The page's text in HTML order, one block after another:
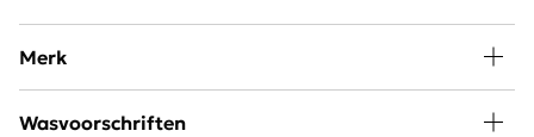
Merk
Mode, passie en creativiteit staan centraal bij
Wasvoorschriften